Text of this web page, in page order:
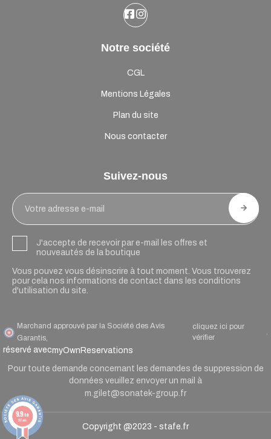
Notre société
CGL
Mentions Légales
Plan du site
Nous contacter
Suivez-nous
J'accepte de recevoir par e-mail les offres et
nouveautés de la boutique
Vous pouvez vous désinscrire à tout moment. Vous trouverez
pour cela nos informations de contact dans les conditions
d'utilisation du site.
Marchand approuvé par la Société des Avis
Garantis,
cliquez ici pour
vérifier
.
réservé avecmyOwnReservations
Pour toute demande concernant les demandes de suppression de
données veuillez envoyer un mail à
m.gilet@sonatek-group.fr
Copyright @2023 - stafe.fr
9.9/10
90 avis